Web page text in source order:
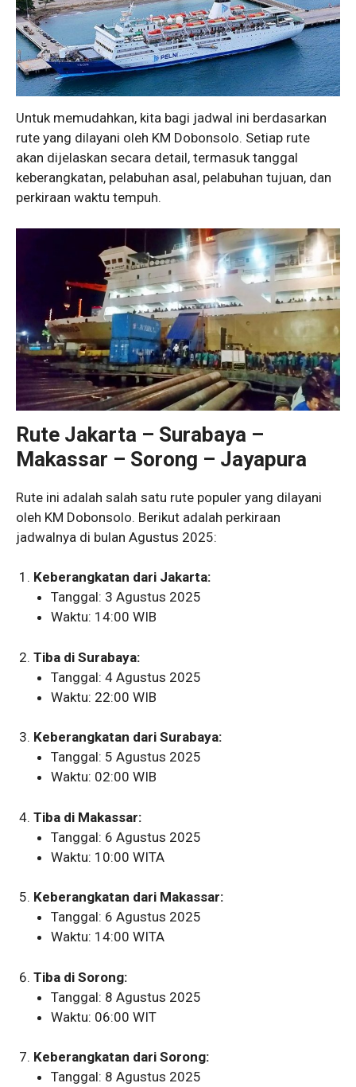
Untuk memudahkan, kita bagi jadwal ini berdasarkan
rute yang dilayani oleh KM Dobonsolo. Setiap rute
akan dijelaskan secara detail, termasuk tanggal
keberangkatan, pelabuhan asal, pelabuhan tujuan, dan
perkiraan waktu tempuh.
Rute Jakarta – Surabaya –
Makassar – Sorong – Jayapura
Rute ini adalah salah satu rute populer yang dilayani
oleh KM Dobonsolo. Berikut adalah perkiraan
jadwalnya di bulan Agustus 2025:
Keberangkatan dari Jakarta:
Tanggal: 3 Agustus 2025
Waktu: 14:00 WIB
Tiba di Surabaya:
Tanggal: 4 Agustus 2025
Waktu: 22:00 WIB
Keberangkatan dari Surabaya:
Tanggal: 5 Agustus 2025
Waktu: 02:00 WIB
Tiba di Makassar:
Tanggal: 6 Agustus 2025
Waktu: 10:00 WITA
Keberangkatan dari Makassar:
Tanggal: 6 Agustus 2025
Waktu: 14:00 WITA
Tiba di Sorong:
Tanggal: 8 Agustus 2025
Waktu: 06:00 WIT
Keberangkatan dari Sorong:
Tanggal: 8 Agustus 2025